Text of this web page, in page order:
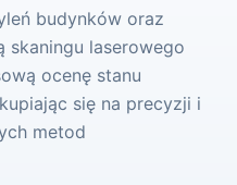
budynków oraz
skaningu laserowego
ocenę stanu
się na precyzji i
metod